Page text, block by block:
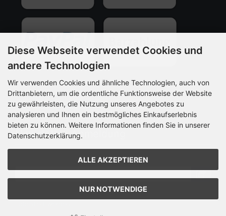
*Barzahlung bei Abholung im Ladengeschäft
Newsletter-Anmeldung
Diese Webseite verwendet Cookies und
andere Technologien
Wir verwenden Cookies und ähnliche Technologien, auch von
Drittanbietern, um die ordentliche Funktionsweise der Website
zu gewährleisten, die Nutzung unseres Angebotes zu
analysieren und Ihnen ein bestmögliches Einkaufserlebnis
bieten zu können. Weitere Informationen finden Sie in unserer
Datenschutzerklärung.
ALLE AKZEPTIEREN
NUR NOTWENDIGE